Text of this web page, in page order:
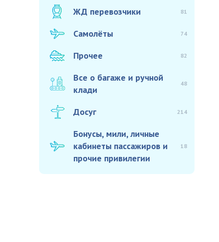
ЖД перевозчики 81
Самолёты 74
Прочее 82
Все о багаже и ручной
клади
48
Досуг 214
Бонусы, мили, личные
кабинеты пассажиров и
прочие привилегии
18